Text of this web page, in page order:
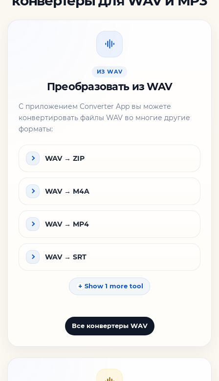
ИЗ WAV
Преобразовать из WAV
С приложением Converter App вы можете
конвертировать файлы WAV во многие другие
форматы:
WAV → ZIP
WAV → M4A
WAV → MP4
WAV → SRT
Show 1 more tool
Все конвертеры WAV